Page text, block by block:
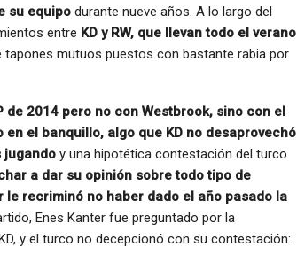
su equipo durante nueve años. A lo largo del
entre KD y RW, que llevan todo el verano
tapones mutuos puestos con bastante rabia por
2014 pero no con Westbrook, sino con el
el banquillo, algo que KD no desaprovechó
jugando y una hipotética contestación del turco
a dar su opinión sobre todo tipo de
le recriminó no haber dado el año pasado la
Enes Kanter fue preguntado por la
y el turco no decepcionó con su contestación: